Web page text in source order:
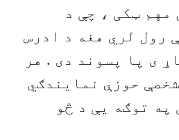
مهم ټکی ، چې د
رول لري هغه د ادرس
ی پا پسوند دی . هر
حوزې نمايندګي
په توګه يې د څو